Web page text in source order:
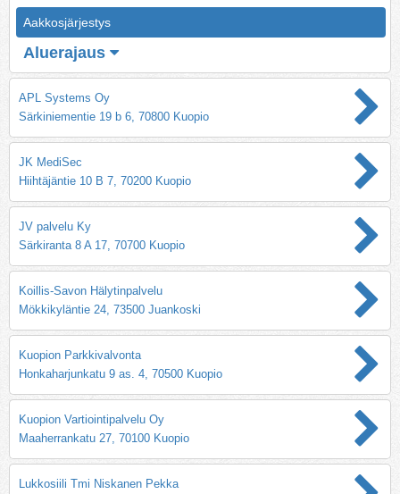
Aakkosjärjestys
Aluerajaus
APL Systems Oy
Särkiniementie 19 b 6, 70800 Kuopio
JK MediSec
Hiihtäjäntie 10 B 7, 70200 Kuopio
JV palvelu Ky
Särkiranta 8 A 17, 70700 Kuopio
Koillis-Savon Hälytinpalvelu
Mökkikyläntie 24, 73500 Juankoski
Kuopion Parkkivalvonta
Honkaharjunkatu 9 as. 4, 70500 Kuopio
Kuopion Vartiointipalvelu Oy
Maaherrankatu 27, 70100 Kuopio
Lukkosiili Tmi Niskanen Pekka